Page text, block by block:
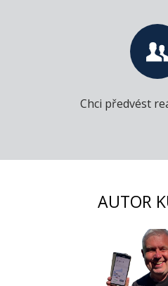
Chci předvést
AUTOR